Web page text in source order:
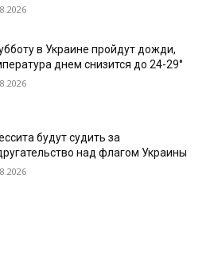
в Украине пройдут дожди,
днем снизится до 24-29°
будут судить за
над флагом Украины